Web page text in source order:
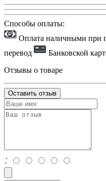
Способы оплаты:
Оплата наличными при
перевод
Банковской
Отзывы о товаре
Оставить отзыв
: